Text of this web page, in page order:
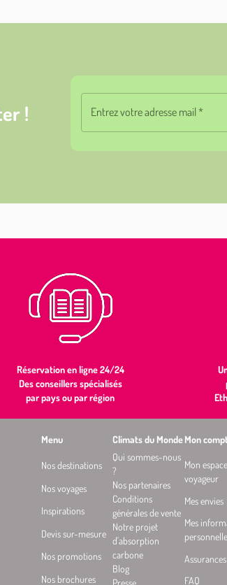
! Entrez votre adresse mail*
Réservation en ligne 24/24
Des conseillers spécialisés
par pays ou par région
Menu
Nos destinations
Nos voyages
Inspirations
Devis sur-mesure
Nos promotions
Nos brochures
Climats du Monde
Qui sommes-nous
?
Nos partenaires
Conditions
générales de vente
Notre projet
d'absorption
carbone
Blog
Presse
Mon
Mon espace
voyageur
Mes envies
Mes
Assurances
FAQ